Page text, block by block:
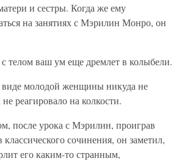
и сестры. Когда же ему
на занятиях с Мэрилин Монро, он
телом ваш ум еще дремлет в колыбели.
молодой женщины никуда не
реагировало на колкости.
после урока с Мэрилин, проиграв
классического сочинения, он заметил,
его каким-то странным,